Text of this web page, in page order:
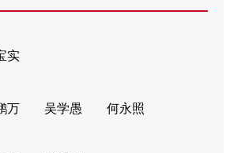
实
万
吴学愚 何永照